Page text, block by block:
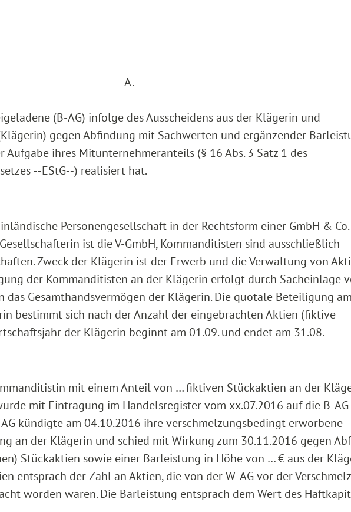
A.
(B-AG) infolge des Ausscheidens aus der Klägerin und
gegen Abfindung mit Sachwerten und ergänzender
Aufgabe ihres Mitunternehmeranteils (§ 16 Abs. 3 Satz 1 des
‑‑EStG‑‑) realisiert hat.
Personengesellschaft in der Rechtsform einer GmbH & Co.
ist die V-GmbH, Kommanditisten sind ausschließlich
Zweck der Klägerin ist der Erwerb und die Verwaltung von
der Kommanditisten an der Klägerin erfolgt durch Sacheinlage
das Gesamthandsvermögen der Klägerin. Die quotale Beteiligung am
bestimmt sich nach der Anzahl der eingebrachten Aktien (fiktive
der Klägerin beginnt am 01.09. und endet am 31.08.
mit einem Anteil von … fiktiven Stückaktien an der
mit Eintragung im Handelsregister vom xx.07.2016 auf die B-AG
kündigte am 04.10.2016 ihre verschmelzungsbedingt erworbene
an der Klägerin und schied mit Wirkung zum 30.11.2016 gegen
Stückaktien sowie einer Barleistung in Höhe von … € aus der
entsprach der Zahl an Aktien, die von der W-AG vor der
worden waren. Die Barleistung entsprach dem Wert des